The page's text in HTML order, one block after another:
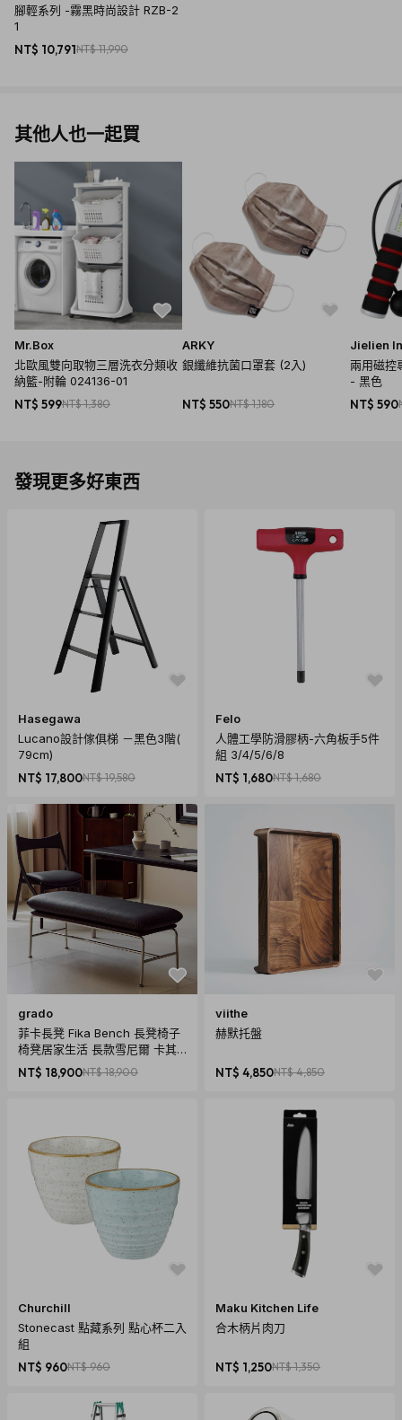
腳輕系列 -霧黑時尚設計 RZB-2
1
NT$ 10,791NT$ 11,990
其他人也一起買
Mr.Box
北歐風雙向取物三層洗衣分類收
納籃-附輪 024136-01
NT$ 599NT$ 1,380
ARKY
銀纖維抗菌口罩套 (2入)
NT$ 550NT$ 1,180
Jielien
兩用磁控
- 黑色
NT$ 590
發現更多好東西
Hasegawa
Lucano設計傢俱梯 －黑色3階(
79cm)
NT$ 17,800NT$ 19,580
Felo
人體工學防滑膠柄-六角板手5件
組 3/4/5/6/8
NT$ 1,680NT$ 1,680
grado
菲卡長凳 Fika Bench 長凳椅子
椅凳居家生活 長款雪尼爾 卡其
色/焦糖色
NT$ 18,900NT$ 18,900
viithe
赫默托盤
NT$ 4,850NT$ 4,850
Churchill
Stonecast 點藏系列 點心杯二入
組
NT$ 960NT$ 960
Maku Kitchen Life
合木柄片肉刀
NT$ 1,250NT$ 1,350